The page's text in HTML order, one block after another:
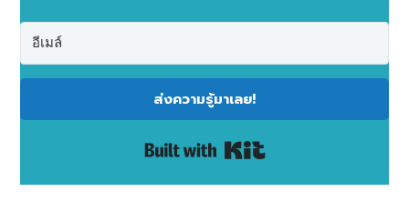
ส่งความรู้มาเลย!